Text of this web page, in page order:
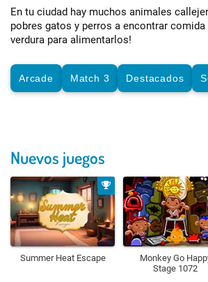
En tu ciudad hay muchos animales
pobres gatos y perros a encontrar
verdura para alimentarlos!
Arcade Match 3 Destacados
Nuevos juegos
Summer Heat Escape
Monkey Go
Stage 1072